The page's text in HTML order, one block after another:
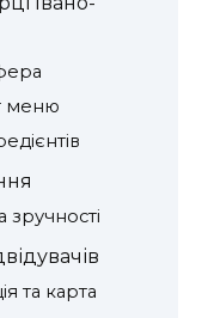
меню
зручності
та карта